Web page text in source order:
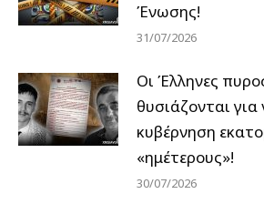
Ένωσης!
31/07/2026
Οι Έλληνες
θυσιάζονται για
κυβέρνηση
«ημέτερους»!
30/07/2026